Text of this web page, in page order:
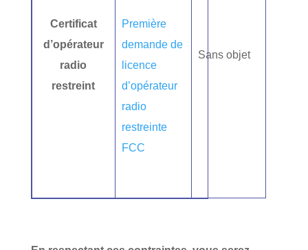
Certificat
d’opérateur
radio
restreint
Première
demande de
licence
d’opérateur
radio
restreinte
FCC
Sans objet